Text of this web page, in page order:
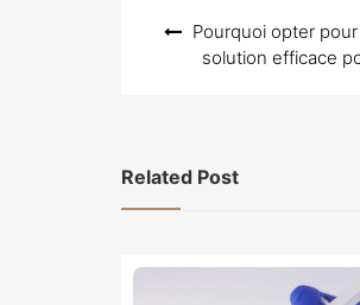
Pourquoi opter
solution efficace
Related Post